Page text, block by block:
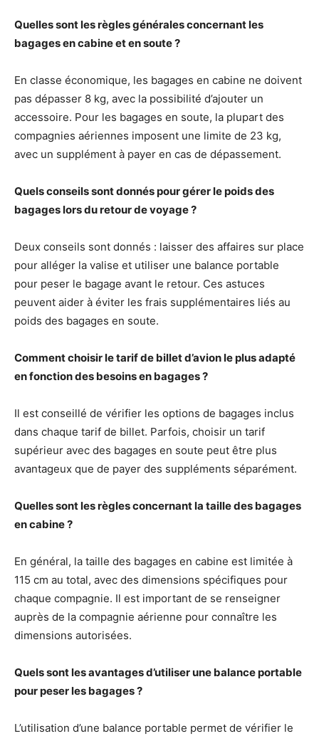
Quelles sont les règles générales concernant les
bagages en cabine et en soute ?
En classe économique, les bagages en cabine ne doivent
pas dépasser 8 kg, avec la possibilité d’ajouter un
accessoire. Pour les bagages en soute, la plupart des
compagnies aériennes imposent une limite de 23 kg,
avec un supplément à payer en cas de dépassement.
Quels conseils sont donnés pour gérer le poids des
bagages lors du retour de voyage ?
Deux conseils sont donnés : laisser des affaires sur place
pour alléger la valise et utiliser une balance portable
pour peser le bagage avant le retour. Ces astuces
peuvent aider à éviter les frais supplémentaires liés au
poids des bagages en soute.
Comment choisir le tarif de billet d’avion le plus adapté
en fonction des besoins en bagages ?
Il est conseillé de vérifier les options de bagages inclus
dans chaque tarif de billet. Parfois, choisir un tarif
supérieur avec des bagages en soute peut être plus
avantageux que de payer des suppléments séparément.
Quelles sont les règles concernant la taille des bagages
en cabine ?
En général, la taille des bagages en cabine est limitée à
115 cm au total, avec des dimensions spécifiques pour
chaque compagnie. Il est important de se renseigner
auprès de la compagnie aérienne pour connaître les
dimensions autorisées.
Quels sont les avantages d’utiliser une balance portable
pour peser les bagages ?
L’utilisation d’une balance portable permet de vérifier le